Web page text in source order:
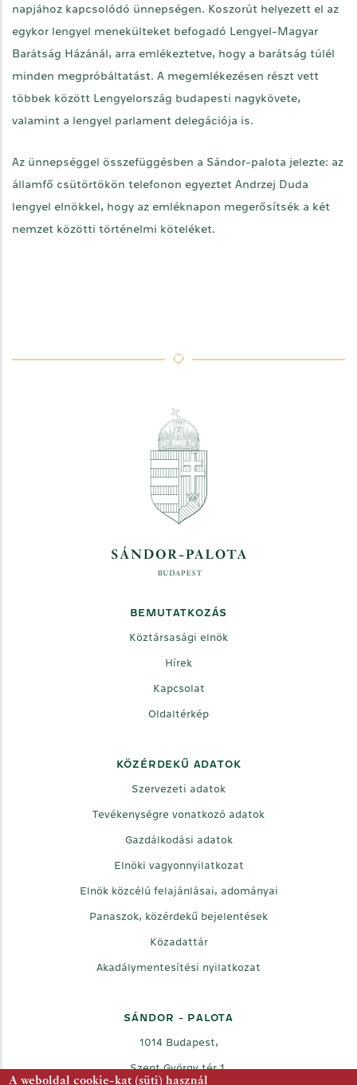
A weboldal cookie-kat (süti) használ
napjához kapcsolódó ünnepségen. Koszorút helyezett el az
egykor lengyel menekülteket befogadó Lengyel-Magyar
Barátság Házánál, arra emlékeztetve, hogy a barátság túlél
minden megpróbáltatást. A megemlékezésen részt vett
többek között Lengyelország budapesti nagykövete,
valamint a lengyel parlament delegációja is.
Az ünnepséggel összefüggésben a Sándor-palota jelezte: az
államfő csütörtökön telefonon egyeztet Andrzej Duda
lengyel elnökkel, hogy az emléknapon megerősítsék a két
nemzet közötti történelmi köteléket.
BEMUTATKOZÁS
Köztársasági elnök
Hírek
Kapcsolat
Oldaltérkép
KÖZÉRDEKŰ ADATOK
Szervezeti adatok
Tevékenységre vonatkozó adatok
Gazdálkodási adatok
Elnöki vagyonnyilatkozat
Elnök közcélú felajánlásai, adományai
Panaszok, közérdekű bejelentések
Közadattár
Akadálymentesítési nyilatkozat
SÁNDOR - PALOTA
1014 Budapest,
Szent György tér 1.